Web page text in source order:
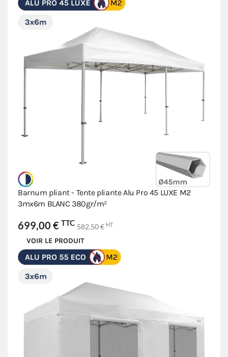
Barnum pliant - Tente pliante Alu Pro 45 LUXE M2
3mx6m BLANC 380gr/m²
699,00 € TTC 582,50 € HT
VOIR LE PRODUIT